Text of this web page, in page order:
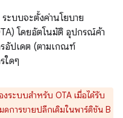
ะบบจะตั้งค่านโยบาย
โดยอัตโนมัติ อุปกรณ์ค้า
อัปเดต (ตามเกณฑ์
ใดๆ
ระบบสำหรับ OTA เมื่อได้รับ
การขายปลีกเดิมในพาร์ติชัน B